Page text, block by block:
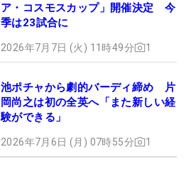
ア・コスモスカップ」開催決定 今
季は23試合に
2026年7月7日 (火) 11時49分 1
池ポチャから劇的バーディ締め 片
岡尚之は初の全英へ「また新しい経
験ができる」
2026年7月6日 (月) 07時55分 1